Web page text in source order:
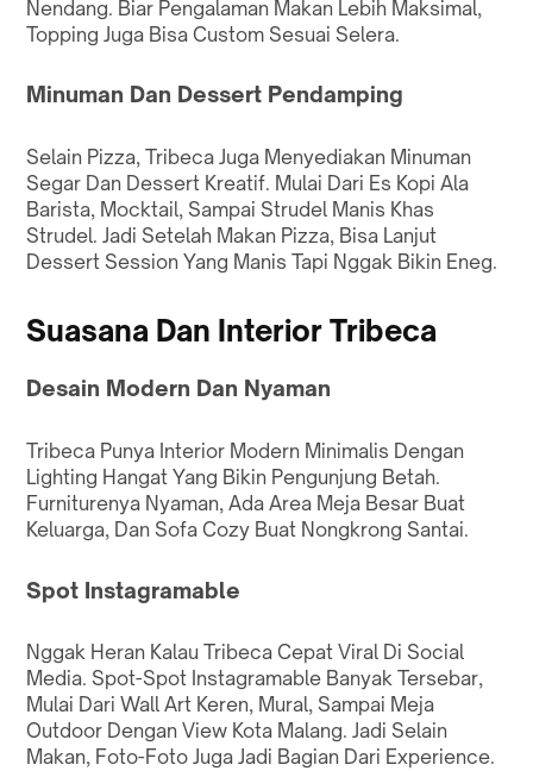
Nendang. Biar Pengalaman Makan Lebih Maksimal,
Topping Juga Bisa Custom Sesuai Selera.
Minuman Dan Dessert Pendamping
Selain Pizza, Tribeca Juga Menyediakan Minuman
Segar Dan Dessert Kreatif. Mulai Dari Es Kopi Ala
Barista, Mocktail, Sampai Strudel Manis Khas
Strudel. Jadi Setelah Makan Pizza, Bisa Lanjut
Dessert Session Yang Manis Tapi Nggak Bikin Eneg.
Suasana Dan Interior Tribeca
Desain Modern Dan Nyaman
Tribeca Punya Interior Modern Minimalis Dengan
Lighting Hangat Yang Bikin Pengunjung Betah.
Furniturenya Nyaman, Ada Area Meja Besar Buat
Keluarga, Dan Sofa Cozy Buat Nongkrong Santai.
Spot Instagramable
Nggak Heran Kalau Tribeca Cepat Viral Di Social
Media. Spot-Spot Instagramable Banyak Tersebar,
Mulai Dari Wall Art Keren, Mural, Sampai Meja
Outdoor Dengan View Kota Malang. Jadi Selain
Makan, Foto-Foto Juga Jadi Bagian Dari Experience.